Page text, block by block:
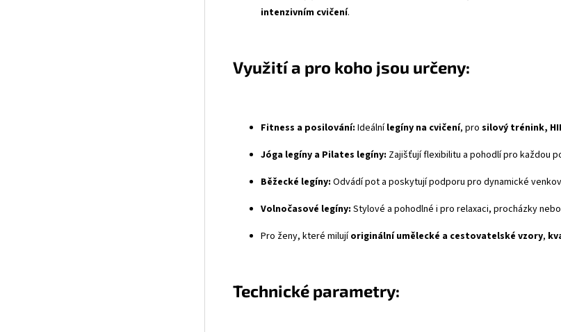
intenzivním cvičení.
Využití a pro koho jsou určeny:
Fitness a posilování: Ideálnílegíny na cvičení, pro silový trénink,
Jóga legíny a Pilates legíny: Zajišťují flexibilitu a pohodlí pro každou
Běžecké legíny: Odvádí pot a poskytují podporu pro dynamické
Volnočasové legíny: Stylové a pohodlné i pro relaxaci, procházky
Pro ženy, které milujíoriginální umělecké a cestovatelské vzory,
Technické parametry: